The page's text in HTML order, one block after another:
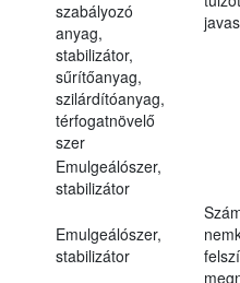
szabályozó
anyag,
stabilizátor,
sűrítőanyag,
szilárdítóanyag,
térfogatnövelő
szer
Emulgeálószer,
stabilizátor
Emulgeálószer,
stabilizátor